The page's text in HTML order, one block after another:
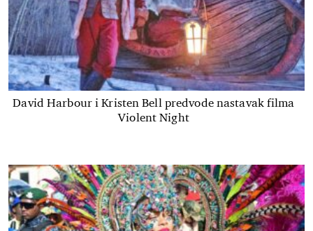
David Harbour i Kristen Bell predvode nastavak filma
Violent Night